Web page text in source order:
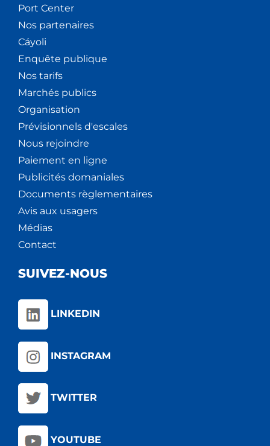
Port Center
Nos partenaires
Cáyoli
Enquête publique
Nos tarifs
Marchés publics
Organisation
Prévisionnels d'escales
Nous rejoindre
Paiement en ligne
Publicités domaniales
Documents règlementaires
Avis aux usagers
Médias
Contact
SUIVEZ-NOUS
LINKEDIN
INSTAGRAM
TWITTER
YOUTUBE